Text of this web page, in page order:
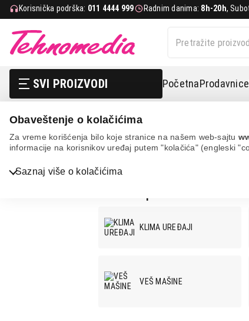
Obaveštenje o kolačićima
Za vreme korišćenja bilo koje stranice na našem web-sajtu
informacije na korisnikov uređaj putem "kolačića" (engleski
Saznaj više o kolačićima
Korisnička podrška: 011 4444 999 Radnim danima: 8h-20h,
SVI PROIZVODI PočetnaProdavnice
SAMSUNG
SAMSUNG
KLIMA UREĐAJI
VEŠ MAŠINE